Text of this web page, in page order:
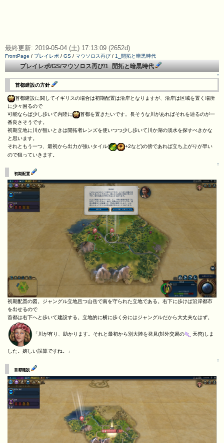
最終更新: 2019-05-04 (土) 17:13:09 (2652d)
FrontPage / プレイレポ / GS / マウソロス再び / 1_開拓と暗黒時代
プレイレポ/GS/マウソロス再び/1_開拓と暗黒時代
↑
首都建設の方針
首都建設に関してイギリスの場合は初期配置は沿岸となりますが、沿岸は区域を置く場所
に少々困るので
可能ならば少し歩いて内陸に
首都を置きたいです。長そうな川があればそれを辿るのが一
番良さそうです。
初期立地に川が無いときは開拓者レンズを使いつつ少し歩いて川か湖の淡水を探すべきかな
と思います。
それともう一つ、最初から出力が強いタイル(
+2など)の傍であれば立ち上がりが早い
ので狙っていきます。
↑
初期配置
初期配置の図。ジャングル立地且つ山岳で南を守られた立地である。右下に歩けば沿岸都市
を出せるので
首都は右下へと歩いて建設する。立地的に横に歩く分にはジャングルだから大丈夫なはず。
「川が有り、助かります。それと最初から別大陸を発見(対外交易の 天啓)しま
した。嬉しい誤算ですね。」
↑
首都建設